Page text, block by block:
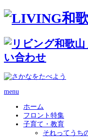
menu
ホーム
フロント特集
子育て・教育
それってうち